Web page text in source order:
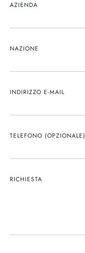
AZIENDA
NAZIONE
INDIRIZZO E-MAIL
TELEFONO (OPZIONALE)
RICHIESTA